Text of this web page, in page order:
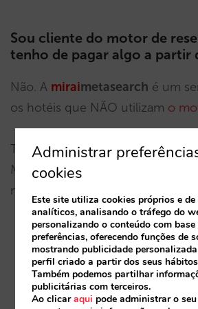
Sou cliente do motor de
tenho de pagar algo a partir
Não. A miraimetasearch é um
os hotéis que NÃO utilizam o
Todos os nossos clientes do
Mirai têm TODOS os mecanismos
metapesquisa incluídos e SEM
Se estiver atualmente em
metapesquisa, não precisará
de pagar.
Se ainda não estiver em
Administrar
cookies
Este site utiliza cookies próprios e
analíticos, analisando o tráfego do
personalizando o conteúdo com
preferências, oferecendo funções de
mostrando publicidade
perfil criado a partir dos seus
Também podemos partilhar
publicitárias com terceiros.
Ao clicaraqui pode administrar o